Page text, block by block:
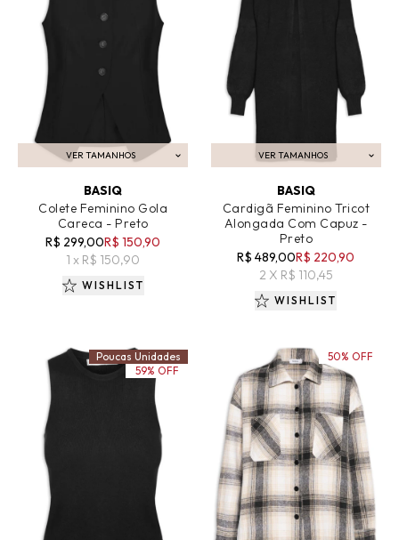
VER TAMANHOS
ADICIONAR AO CARRINHO
BASIQ
Colete Feminino Gola
Careca - Preto
R$ 299,00R$ 150,90
1 x R$ 150,90
WISHLIST
VER TAMANHOS
ADICIONAR AO CARRINHO
BASIQ
Cardigã Feminino Tricot
Alongada Com Capuz -
Preto
R$ 489,00R$ 220,90
2 X R$ 110,45
WISHLIST
Poucas Unidades
59% OFF
50% OFF